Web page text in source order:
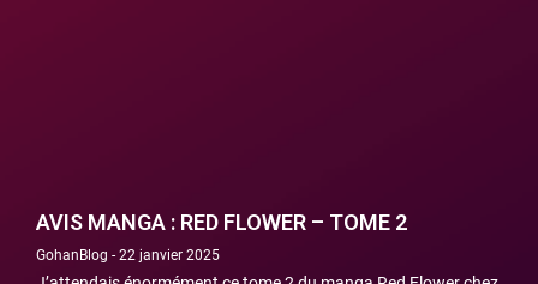
AVIS MANGA : RED FLOWER – TOME 2
GohanBlog 22 janvier 2025